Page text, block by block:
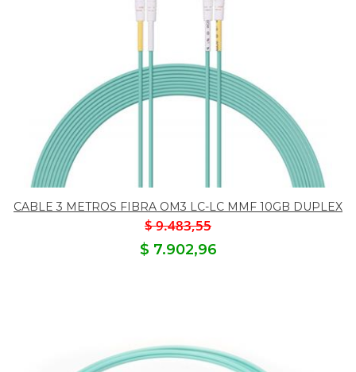
CABLE 3 METROS FIBRA OM3 LC-LC MMF 10GB DUPLEX
$ 9.483,55
$ 7.902,96